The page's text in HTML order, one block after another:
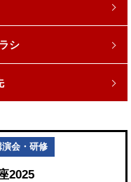
シ
会・研修
2025